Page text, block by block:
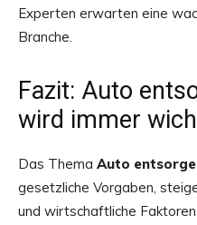
Experten erwarten eine
Branche.
Fazit: Auto
wird immer
Das Thema Auto
gesetzliche Vorgaben,
und wirtschaftliche